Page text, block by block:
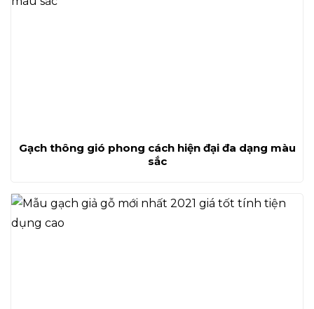
Gạch thông gió phong cách hiện đại đa dạng màu
sắc